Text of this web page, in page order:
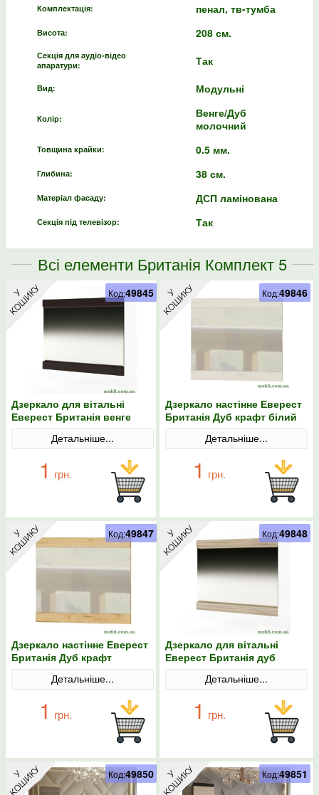
Комплектація: пенал, тв-тумба
Висота: 208 см.
Секція для аудіо-відео
апаратури:
Так
Вид: Модульні
Колір:
Венге/Дуб
молочний
Товщина крайки: 0.5 мм.
Глибина: 38 см.
Матеріал фасаду: ДСП ламінована
Секція під телевізор: Так
Всі елементи Британія Комплект 5
Дзеркало для вітальні
Еверест Британія венге
темний
Детальніше...
1 грн.
Код:49845
Дзеркало настінне Еверест
Британія Дуб крафт білий
Детальніше...
1 грн.
Код:49846
Дзеркало настінне Еверест
Британія Дуб крафт
золотий
Детальніше...
1 грн.
Код:49847
Дзеркало для вітальні
Еверест Британія дуб
сонома
Детальніше...
1 грн.
Код:49848
Код:49850 Код:49851